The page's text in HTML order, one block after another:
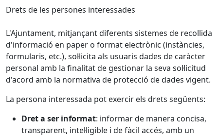
Drets de les persones interessades
L'Ajuntament, mitjançant diferents sistemes de recollida
d'informació en paper o format electrònic (instàncies,
formularis, etc.), sol·licita als usuaris dades de caràcter
personal amb la finalitat de gestionar la seva sol·licitud
d'acord amb la normativa de protecció de dades vigent.
La persona interessada pot exercir els drets següents:
Dret a ser informat: informar de manera concisa,
transparent, intel·ligible i de fàcil accés, amb un